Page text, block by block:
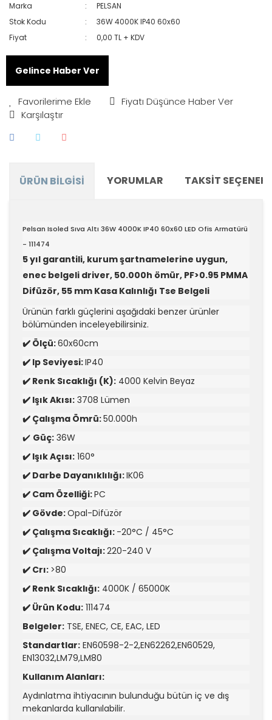
Marka
PELSAN
Stok Kodu
36W 4000K IP40 60x60
Fiyat
0,00 TL + KDV
Gelince Haber Ver
Fiyatı Düşünce Haber Ver
Karşılaştır
ÜRÜN BILGISI YORUMLAR TAKSIT
Pelsan Isoled Sıva Altı 36W 4000K IP40 60x60 LED Ofis Armatürü
- 111474
5 yıl garantili, kurum şartnamelerine uygun,
enec belgeli driver, 50.000h ömür, PF>0.95 PMMA
Difüzör, 55 mm Kasa Kalınlığı Tse Belgeli
Ürünün farklı güçlerini aşağıdaki benzer ürünler
bölümünden inceleyebilirsiniz.
✔️ Ölçü:60x60cm
✔️ Ip Seviyesi:IP40
✔️ Renk Sıcaklığı (K): 4000 Kelvin Beyaz
✔️ Işık Akısı: 3708 Lümen
✔️ Çalışma Ömrü:50.000h
✔️ Güç: 36W
✔️ Işık Açısı: 160°
✔️ Darbe Dayanıklılığı:IK06
✔️ Cam Özelliği:PC
✔️ Gövde:Opal-Difüzör
✔️ Çalışma Sıcaklığı: -20°C / 45°C
✔️ Çalışma Voltajı:220-240 V
✔️ Crı: >80
✔️ Renk Sıcaklığı: 4000K / 65000K
✔️ Ürün Kodu: 111474
Belgeler: TSE, ENEC, CE, EAC, LED
Standartlar: EN60598-2-2,EN62262,EN60529,
EN13032,LM79,LM80
Kullanım Alanları:
Aydınlatma ihtiyacının bulunduğu bütün iç ve dış
mekanlarda kullanılabilir.